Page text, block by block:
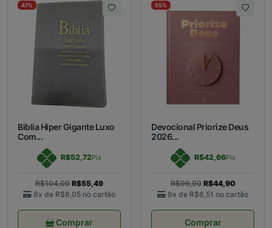
47%
Biblia Hiper Gigante Luxo
Com...
R$52,72Pix
R$104,00 R$55,49
8x de R$8,05 no cartão
Comprar
55%
Devocional Priorize Deus
2026...
R$42,66Pix
R$99,90 R$44,90
8x de R$6,51 no cartão
Comprar